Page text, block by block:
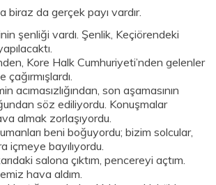
biraz da gerçek payı vardır.
şenliği vardı. Şenlik, Keçiörendeki
Kore Halk Cumhuriyeti’nden gelenler
acımasızlığından, son aşamasının
söz ediliyordu. Konuşmalar
almak zorlaşıyordu.
beni boğuyordu; bizim solcular,
içmeye bayılıyordu.
salona çıktım, pencereyi açtım.
hava aldım.